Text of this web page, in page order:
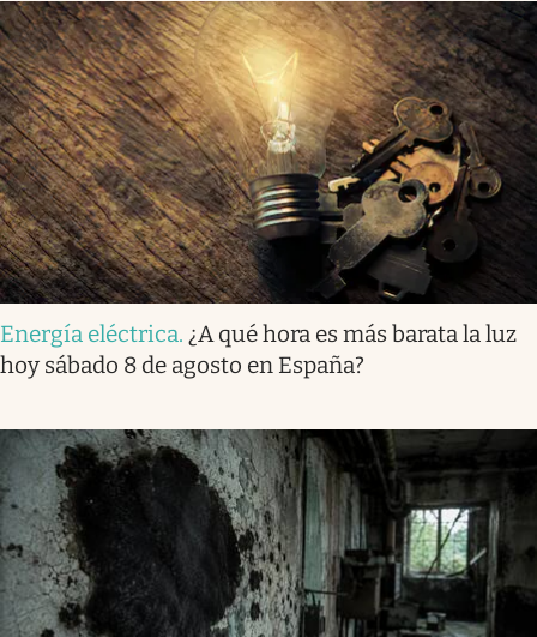
Energía eléctrica. ¿A qué hora es más barata la luz
hoy sábado 8 de agosto en España?